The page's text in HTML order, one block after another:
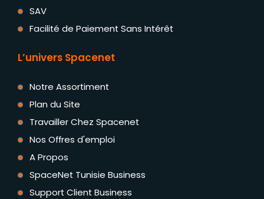
SAV
Facilité de Paiement Sans Intérêt
L’univers Spacenet
Notre Assortiment
Plan du Site
Travailler Chez Spacenet
Nos Offres d'emploi
A Propos
SpaceNet Tunisie Business
Support Client Business